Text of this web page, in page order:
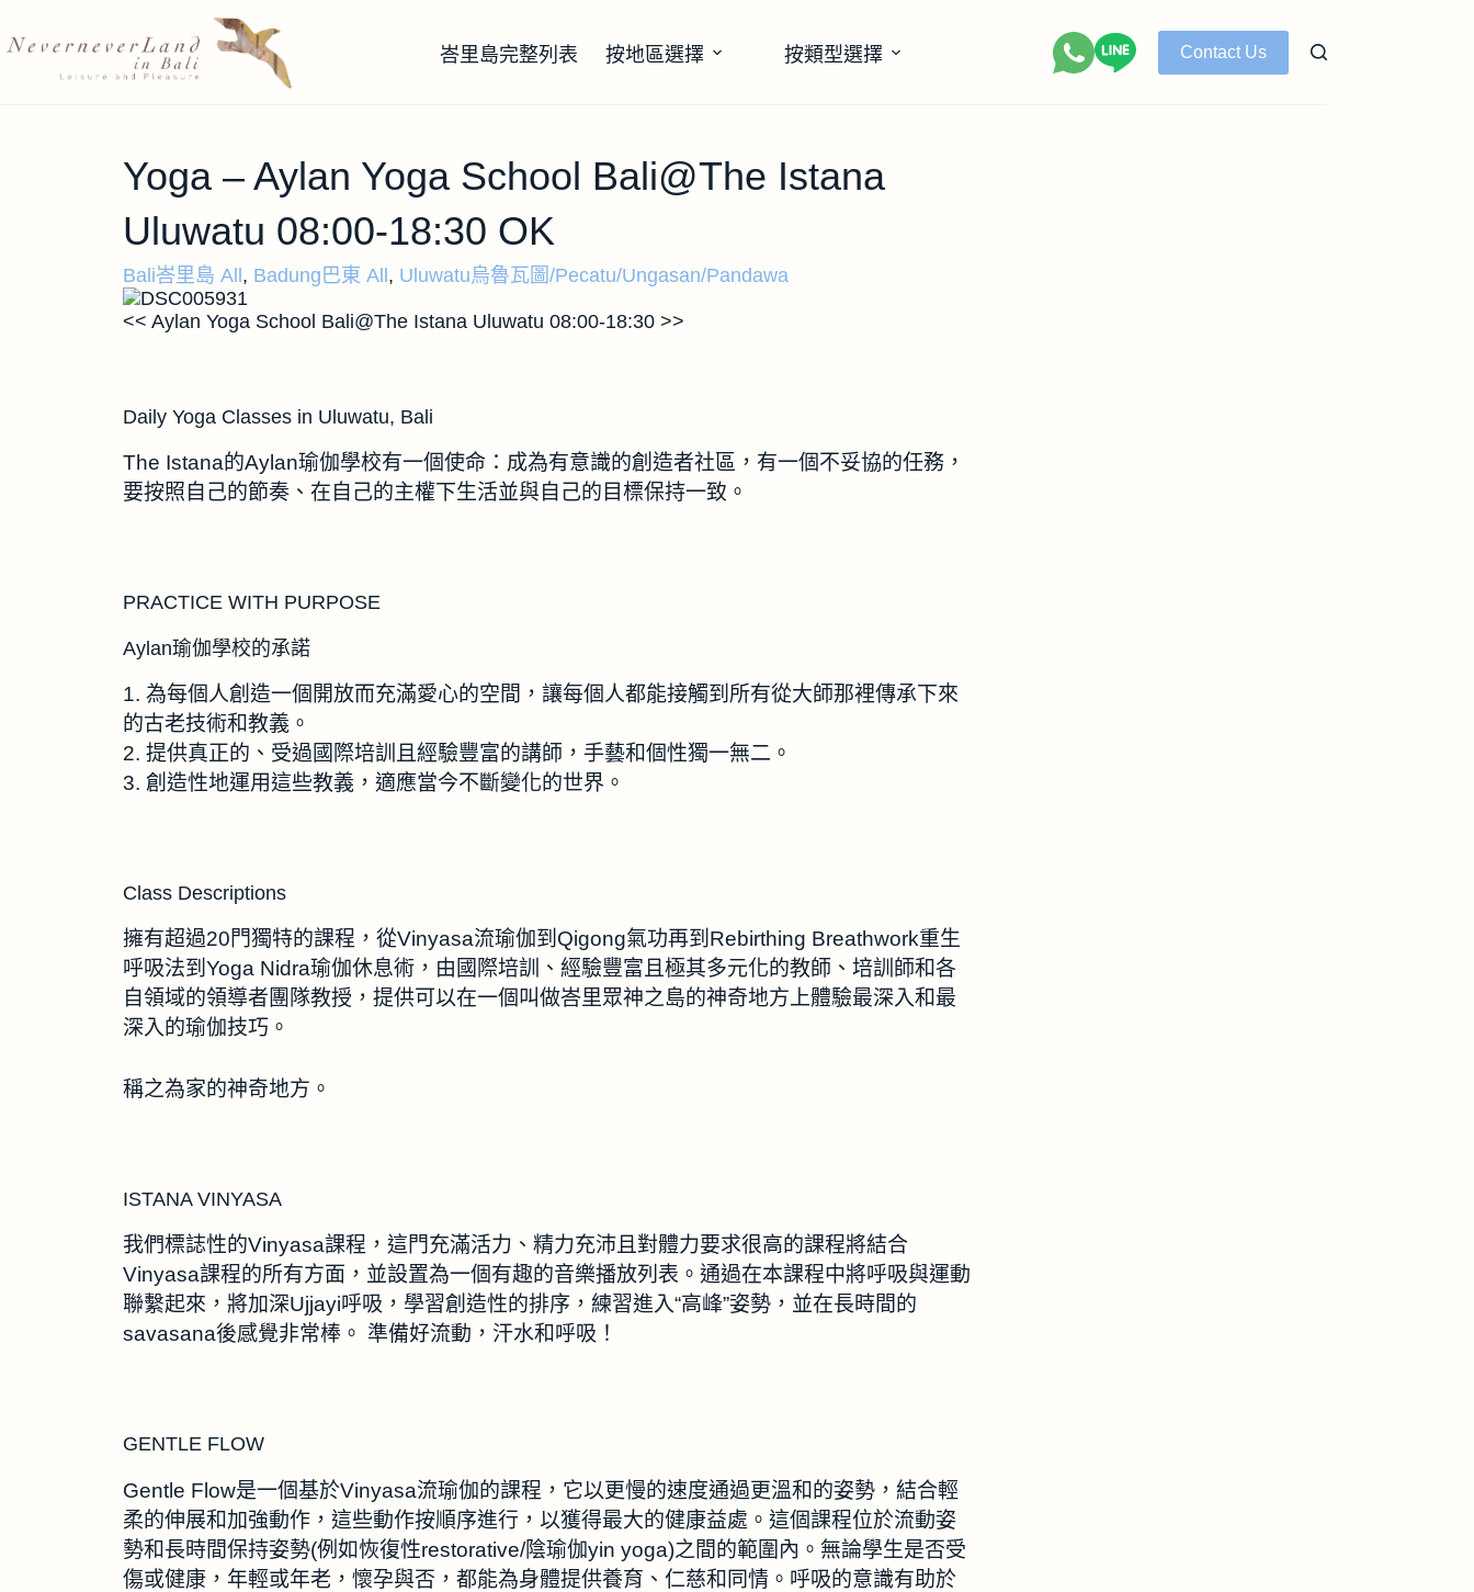
峇里島完整列表 按地區選擇 按類型選擇 Contact Us
Yoga – Aylan Yoga School Bali@The Istana
Uluwatu 08:00-18:30 OK
Bali峇里島 All , Badung巴東 All , Uluwatu烏魯瓦圖/Pecatu/Ungasan/Pandawa
<< Aylan Yoga School Bali@The Istana Uluwatu 08:00-18:30 >>
Daily Yoga Classes in Uluwatu, Bali
The Istana的Aylan瑜伽學校有一個使命：成為有意識的創造者社區，有一個不妥協的任務，
要按照自己的節奏、在自己的主權下生活並與自己的目標保持一致。
PRACTICE WITH PURPOSE
Aylan瑜伽學校的承諾
1. 為每個人創造一個開放而充滿愛心的空間，讓每個人都能接觸到所有從大師那裡傳承下來
的古老技術和教義。
2. 提供真正的、受過國際培訓且經驗豐富的講師，手藝和個性獨一無二。
3. 創造性地運用這些教義，適應當今不斷變化的世界。
Class Descriptions
擁有超過20門獨特的課程，從Vinyasa流瑜伽到Qigong氣功再到Rebirthing Breathwork重生
呼吸法到Yoga Nidra瑜伽休息術，由國際培訓、經驗豐富且極其多元化的教師、培訓師和各
自領域的領導者團隊教授，提供可以在一個叫做峇里眾神之島的神奇地方上體驗最深入和最
深入的瑜伽技巧。
稱之為家的神奇地方。
ISTANA VINYASA
我們標誌性的Vinyasa課程，這門充滿活力、精力充沛且對體力要求很高的課程將結合
Vinyasa課程的所有方面，並設置為一個有趣的音樂播放列表。通過在本課程中將呼吸與運動
聯繫起來，將加深Ujjayi呼吸，學習創造性的排序，練習進入“高峰”姿勢，並在長時間的
savasana後感覺非常棒。 準備好流動，汗水和呼吸！
GENTLE FLOW
Gentle Flow是一個基於Vinyasa流瑜伽的課程，它以更慢的速度通過更溫和的姿勢，結合輕
柔的伸展和加強動作，這些動作按順序進行，以獲得最大的健康益處。這個課程位於流動姿
勢和長時間保持姿勢(例如恢復性restorative/陰瑜伽yin yoga)之間的範圍內。無論學生是否受
傷或健康，年輕或年老，懷孕與否，都能為身體提供養育、仁慈和同情。呼吸的意識有助於